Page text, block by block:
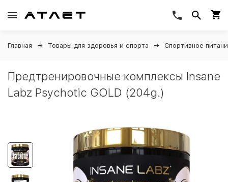
Главная Товары для здоровья и спорта Спортивное
Предтренировочные комплексы Insane
Labz Psychotic GOLD (204g.)